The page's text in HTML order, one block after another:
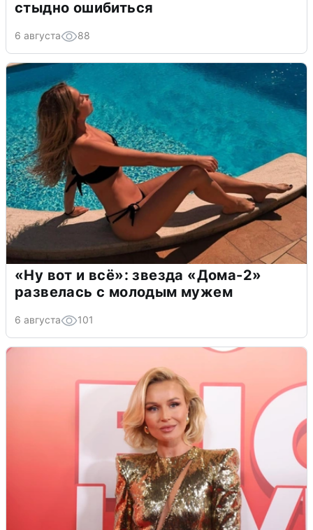
стыдно ошибиться
6 августа 88
«Ну вот и всё»: звезда «Дома-2»
развелась с молодым мужем
6 августа 101